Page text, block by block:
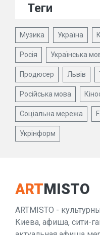
Теги
Музика Україна
Росія Українська
Продюсер Львів
Російська мова
Соціальна мережа
Укрінформ
ARTMISTO
ARTMISTO -
Киева, афиша, сити-